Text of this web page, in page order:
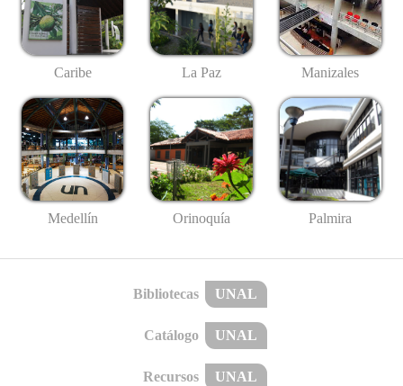
Caribe La Paz Manizales
Medellín Orinoquía Palmira
Bibliotecas UNAL
Catálogo UNAL
Recursos UNAL